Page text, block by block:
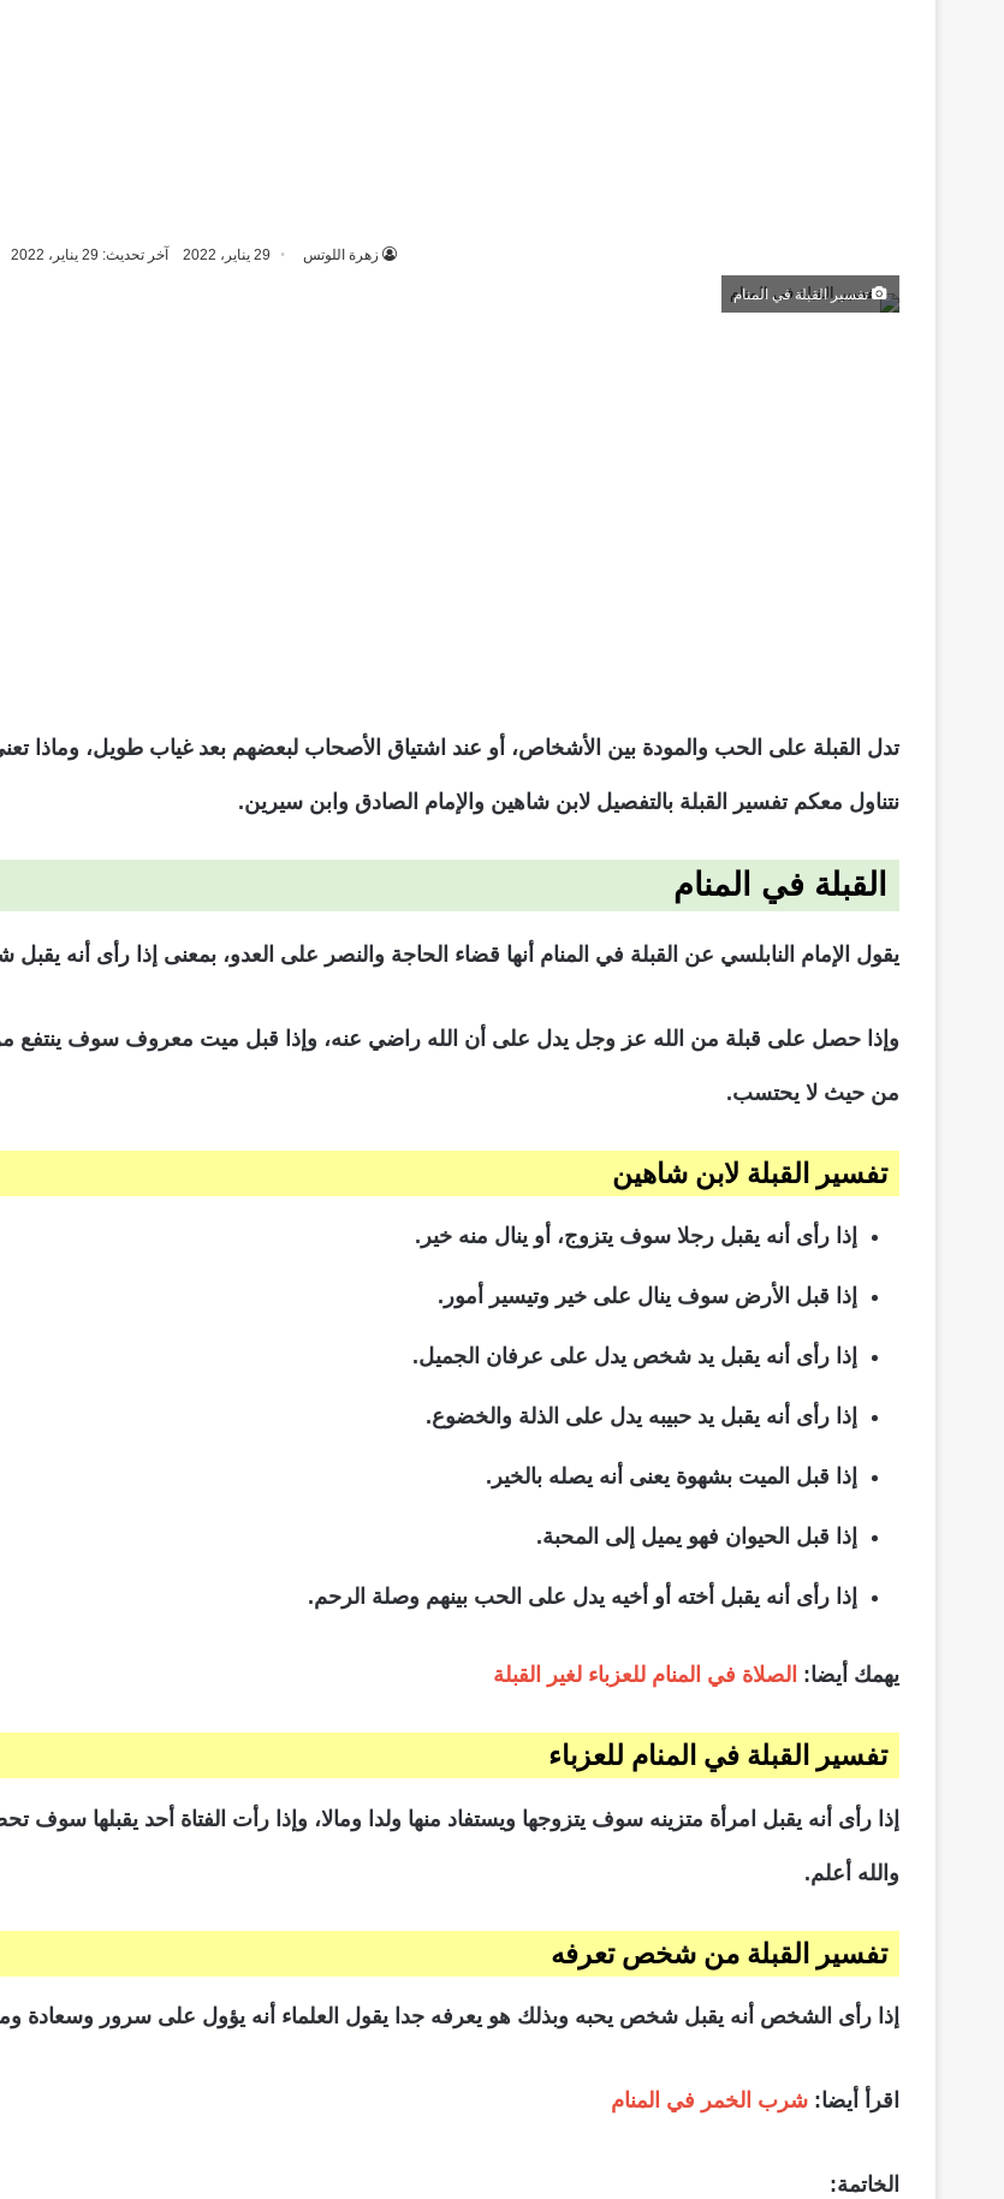
زهرة اللوتس 29 يناير، 2022 آخر تحديث: 29 يناير، 2022
تفسير القبلة في المنام
تدل القبلة على الحب والمودة بين الأشخاص، أو عند اشتياق الأصحاب لبعضهم بعد غياب طويل، وماذا
نتناول معكم تفسير القبلة بالتفصيل لابن شاهين والإمام الصادق وابن سيرين.
القبلة في المنام
يقول الإمام النابلسي عن القبلة في المنام أنها قضاء الحاجة والنصر على العدو، بمعنى إذا رأى
وإذا حصل على قبلة من الله عز وجل يدل على أن الله راضي عنه، وإذا قبل ميت معروف سوف
من حيث لا يحتسب.
تفسير القبلة لابن شاهين
إذا رأى أنه يقبل رجلا سوف يتزوج، أو ينال منه خير.
إذا قبل الأرض سوف ينال على خير وتيسير أمور.
إذا رأى أنه يقبل يد شخص يدل على عرفان الجميل.
إذا رأى أنه يقبل يد حبيبه يدل على الذلة والخضوع.
إذا قبل الميت بشهوة يعنى أنه يصله بالخير.
إذا قبل الحيوان فهو يميل إلى المحبة.
إذا رأى أنه يقبل أخته أو أخيه يدل على الحب بينهم وصلة الرحم.
يهمك أيضا: الصلاة في المنام للعزباء لغير القبلة
تفسير القبلة في المنام للعزباء
إذا رأى أنه يقبل امرأة متزينه سوف يتزوجها ويستفاد منها ولدا ومالا، وإذا رأت الفتاة أحد يقبلها
والله أعلم.
تفسير القبلة من شخص تعرفه
إذا رأى الشخص أنه يقبل شخص يحبه وبذلك هو يعرفه جدا يقول العلماء أنه يؤول على سرور وسعادة
اقرأ أيضا: شرب الخمر في المنام
الخاتمة: